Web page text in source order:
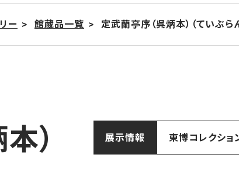
ー 館蔵品一覧 定武蘭亭序（呉炳本）（ていぶら
） 展示情報 東博コレクシ